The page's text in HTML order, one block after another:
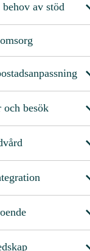
av stöd
och besök